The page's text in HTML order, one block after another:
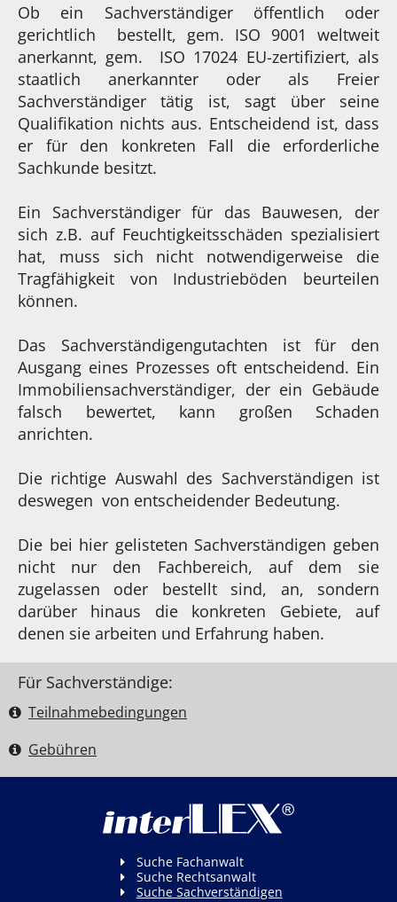
Ob ein Sachverständiger öffentlich oder
gerichtlich bestellt, gem. ISO 9001 weltweit
anerkannt, gem. ISO 17024 EU-zertifiziert, als
staatlich anerkannter oder als Freier
Sachverständiger tätig ist, sagt über seine
Qualifikation nichts aus. Entscheidend ist, dass
er für den konkreten Fall die erforderliche
Sachkunde besitzt.
Ein Sachverständiger für das Bauwesen, der
sich z.B. auf Feuchtigkeitsschäden spezialisiert
hat, muss sich nicht notwendigerweise die
Tragfähigkeit von Industrieböden beurteilen
können.
Das Sachverständigengutachten ist für den
Ausgang eines Prozesses oft entscheidend. Ein
Immobiliensachverständiger, der ein Gebäude
falsch bewertet, kann großen Schaden
anrichten.
Die richtige Auswahl des Sachverständigen ist
deswegen von entscheidender Bedeutung.
Die bei hier gelisteten Sachverständigen geben
nicht nur den Fachbereich, auf dem sie
zugelassen oder bestellt sind, an, sondern
darüber hinaus die konkreten Gebiete, auf
denen sie arbeiten und Erfahrung haben.
Für Sachverständige:
Teilnahme­bedingungen
Gebühren
Suche Fachanwalt
Suche Rechtsanwalt
Suche Sachverständigen